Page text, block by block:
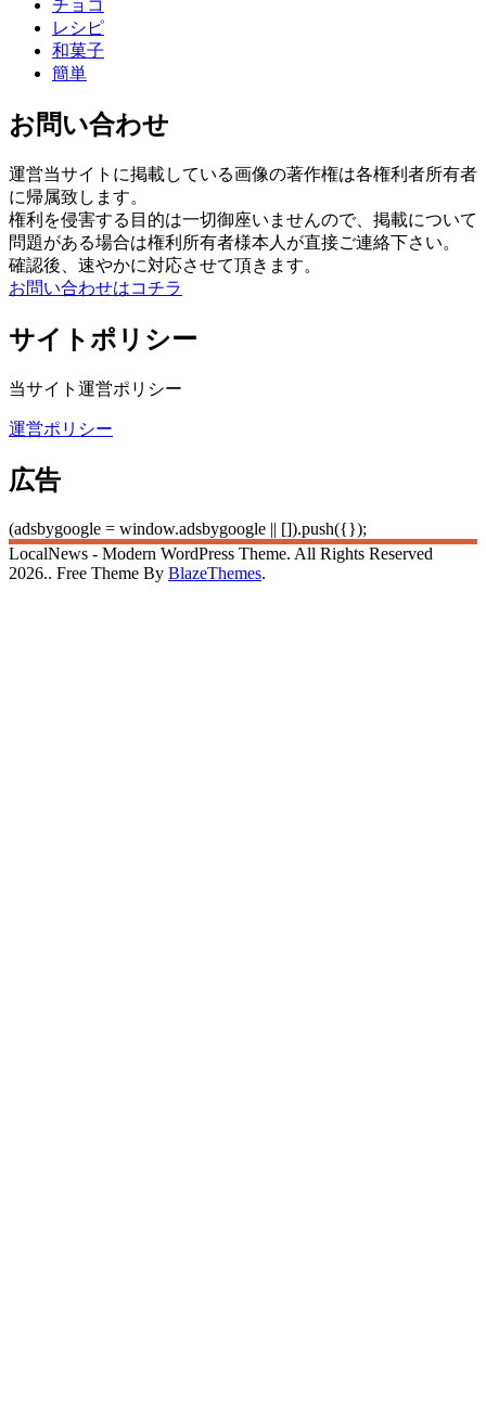
チョコ
レシピ
和菓子
簡単
お問い合わせ
運営当サイトに掲載している画像の著作権は各権利者所有者
に帰属致します。
権利を侵害する目的は一切御座いませんので、掲載について
問題がある場合は権利所有者様本人が直接ご連絡下さい。
確認後、速やかに対応させて頂きます。
お問い合わせはコチラ
サイトポリシー
当サイト運営ポリシー
運営ポリシー
広告
(adsbygoogle = window.adsbygoogle || []).push({});
LocalNews - Modern WordPress Theme. All Rights Reserved
2026.. Free Theme By BlazeThemes.